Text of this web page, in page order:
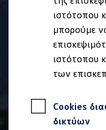
ιστότοπου
μπορούμε
ιστότοπου
των
Cookies
δικτύων
Λύσεις